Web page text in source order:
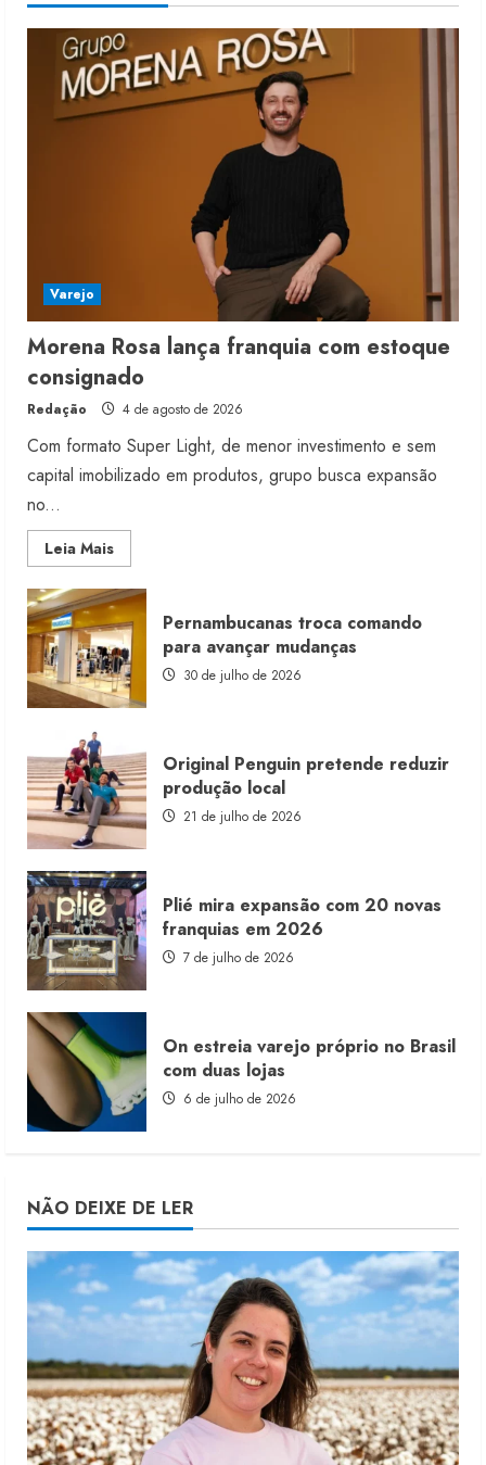
4
4 de agosto de 2026
Mercosul-UE prevê transição longa
para vestuário
3 de agosto de 2026
Varejo
Morena Rosa lança franquia com estoque
consignado
Redação 4 de agosto de 2026
Com formato Super Light, de menor investimento e sem
capital imobilizado em produtos, grupo busca expansão
no...
Leia MaisRead
more
Morena
Rosa
lança
franquia
com
estoque
consignado
Pernambucanas troca comando
para avançar mudanças
30 de julho de 2026
Original Penguin pretende reduzir
produção local
21 de julho de 2026
Plié mira expansão com 20 novas
franquias em 2026
7 de julho de 2026
On estreia varejo próprio no Brasil
com duas lojas
6 de julho de 2026
NÃO DEIXE DE LER